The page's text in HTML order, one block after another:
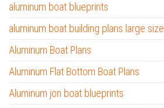
aluminum boat blueprints
aluminum boat building plans large size
Aluminum Boat Plans
Aluminum Flat Bottom Boat Plans
Aluminum jon boat blueprints